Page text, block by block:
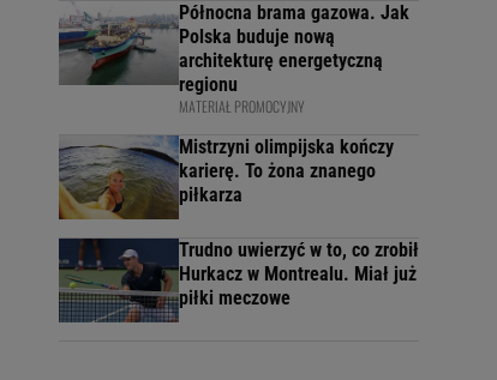
Północna brama gazowa. Jak
Polska buduje nową
architekturę energetyczną
regionu
MATERIAŁ PROMOCYJNY
Mistrzyni olimpijska kończy
karierę. To żona znanego
piłkarza
Trudno uwierzyć w to, co zrobił
Hurkacz w Montrealu. Miał już
piłki meczowe